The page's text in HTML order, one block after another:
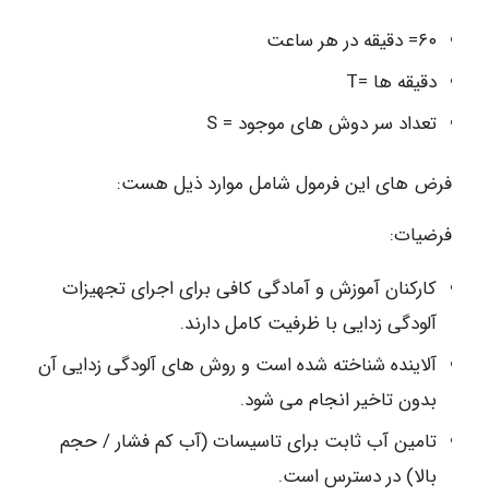
۶۰= دقیقه در هر ساعت
دقیقه ها =T
تعداد سر دوش های موجود = S
فرض های این فرمول شامل موارد ذیل هست:
فرضیات:
کارکنان آموزش و آمادگی کافی برای اجرای تجهیزات
آلودگی زدایی با ظرفیت کامل دارند.
آلاینده شناخته شده است و روش های آلودگی زدایی آن
بدون تاخیر انجام می شود.
تامین آب ثابت برای تاسیسات (آب کم فشار / حجم
بالا) در دسترس است.